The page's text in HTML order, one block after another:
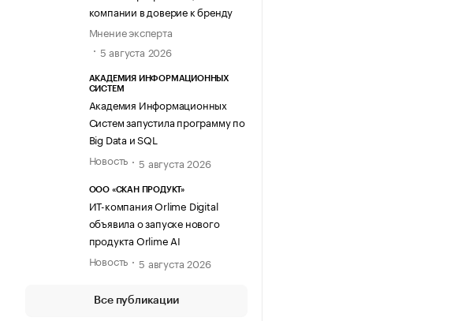
компании в доверие к бренду
Мнение эксперта
5 августа 2026
АКАДЕМИЯ ИНФОРМАЦИОННЫХ
СИСТЕМ
Академия Информационных
Систем запустила программу по
Big Data и SQL
Новость
5 августа 2026
ООО «СКАН ПРОДУКТ»
ИТ-компания Orlime Digital
объявила о запуске нового
продукта Orlime AI
Новость
5 августа 2026
Все публикации